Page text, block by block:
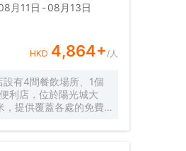
月11日 -08月13日
HKD 4,864+/人
有4間餐飲場所、1個
利店，位於陽光城大
提供覆蓋各處的免費
間客房均配有帶浴缸、